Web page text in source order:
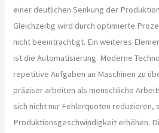
einer deutlichen Senkung der
Gleichzeitig wird durch optimierte
nicht beeinträchtigt. Ein weiteres
ist die Automatisierung. Moderne
repetitive Aufgaben an Maschinen zu
präziser arbeiten als menschliche
sich nicht nur Fehlerquoten reduzieren,
Produktionsgeschwindigkeit erhöhen.